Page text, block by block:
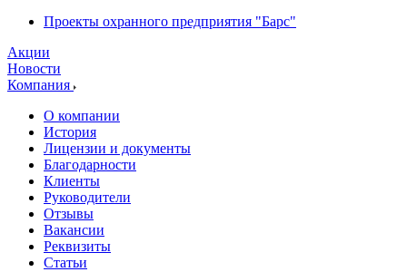
Проекты охранного предприятия "Барс"
Акции
Новости
Компания
О компании
История
Лицензии и документы
Благодарности
Клиенты
Руководители
Отзывы
Вакансии
Реквизиты
Статьи